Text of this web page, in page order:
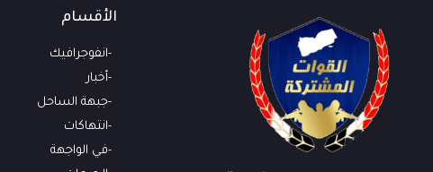
الأقسام
انفوجرافيك
أخبار
جبهة الساحل
انتهاكات
في الواجهة